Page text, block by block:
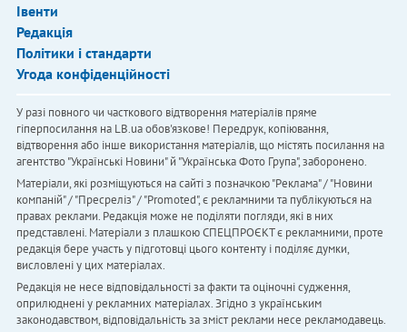
Івенти
Редакція
Політики і стандарти
Угода конфіденційності
У разі повного чи часткового відтворення матеріалів пряме
гіперпосилання на LB.ua обов'язкове! Передрук, копіювання,
відтворення або інше використання матеріалів, що містять посилання на
агентство "Українськi Новини" й "Українська Фото Група", заборонено.
Матеріали, які розміщуються на сайті з позначкою "Реклама" / "Новини
компаній" / "Пресреліз" / "Promoted", є рекламними та публікуються на
правах реклами. Редакція може не поділяти погляди, які в них
представлені. Матеріали з плашкою СПЕЦПРОЄКТ є рекламними, проте
редакція бере участь у підготовці цього контенту і поділяє думки,
висловлені у цих матеріалах.
Редакція не несе відповідальності за факти та оціночні судження,
оприлюднені у рекламних матеріалах. Згідно з українським
законодавством, відповідальність за зміст реклами несе рекламодавець.